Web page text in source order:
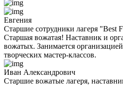
Евгения
Старшие сотрудники лагеря "Best
Старшая вожатая! Наставник и
вожатых. Занимается
творческих мастер-классов.
Иван Александрович
Старшие вожатые лагеря,